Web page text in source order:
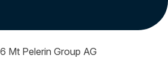
Mt Pelerin Group AG